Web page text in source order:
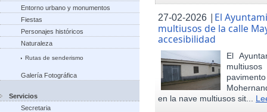
Entorno urbano y monumentos
Fiestas
Personajes históricos
Naturaleza
Rutas de senderismo
Galería Fotográfica
Servicios
Secretaria
27-02-2026 | El
multiusos de la calle
accesibilidad
El
en la nave multiusos sit...